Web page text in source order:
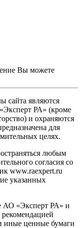
Вы можете
сайта являются
РА» (кроме
и охраняются
для
целях.
любым
согласия со
www.raexpert.ru
указанных
АО «Эксперт РА» и
иные ценные бумаги